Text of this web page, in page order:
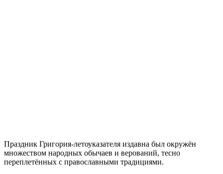
Праздник Григория-летоуказателя издавна был окружён
множеством народных обычаев и верований, тесно
переплетённых с православными традициями.